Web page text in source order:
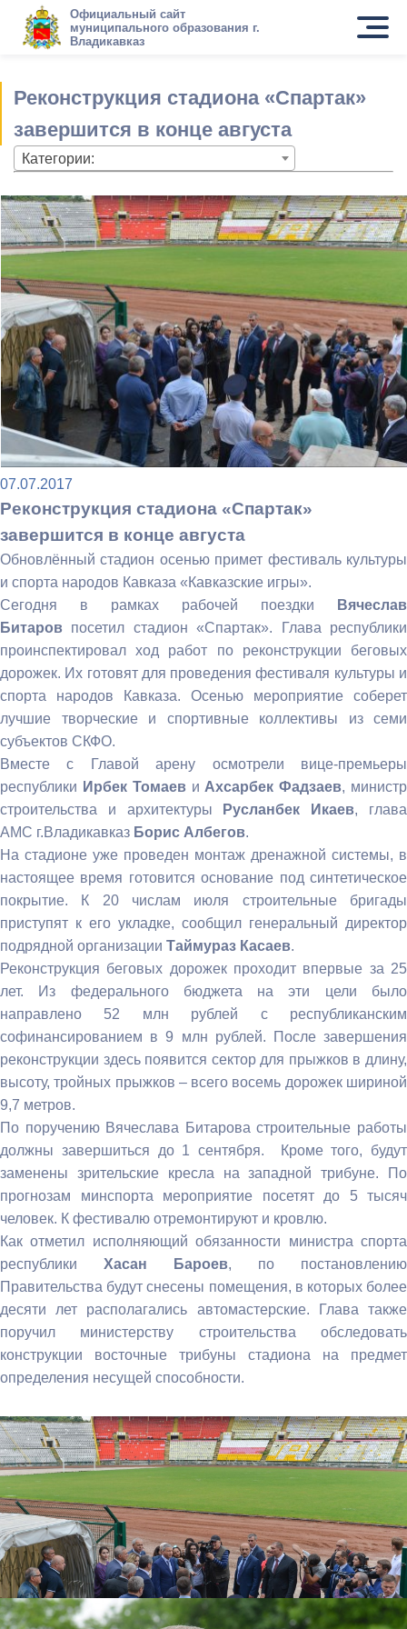
Официальный сайт
муниципального образования г.
Владикавказ
Реконструкция стадиона «Спартак»
завершится в конце августа
Категории:
07.07.2017
Реконструкция стадиона «Спартак»
завершится в конце августа
Обновлённый стадион осенью примет фестиваль культуры
и спорта народов Кавказа «Кавказские игры».
Сегодня в рамках рабочей поездки
Вячеслав
Битаров посетил стадион «Спартак». Глава республики
проинспектировал ход работ по реконструкции беговых
дорожек. Их готовят для проведения фестиваля культуры и
спорта народов Кавказа. Осенью мероприятие соберет
лучшие творческие и спортивные коллективы из семи
субъектов СКФО.
Вместе с Главой арену осмотрели вице-премьеры
республики Ирбек Томаеви Ахсарбек Фадзаев, министр
строительства и архитектуры
Русланбек Икаев, глава
АМС г.Владикавказ Борис Албегов.
На стадионе уже проведен монтаж дренажной системы, в
настоящее время готовится основание под синтетическое
покрытие. К 20 числам июля строительные бригады
приступят к его укладке, сообщил генеральный директор
подрядной организации Таймураз Касаев.
Реконструкция беговых дорожек проходит впервые за 25
лет. Из федерального бюджета на эти цели было
направлено 52 млн рублей с республиканским
софинансированием в 9 млн рублей. После завершения
реконструкции здесь появится сектор для прыжков в длину,
высоту, тройных прыжков – всего восемь дорожек шириной
9,7 метров.
По поручению Вячеслава Битарова строительные работы
должны завершиться до 1 сентября. Кроме того, будут
заменены зрительские кресла на западной трибуне. По
прогнозам минспорта мероприятие посетят до 5 тысяч
человек. К фестивалю отремонтируют и кровлю.
Как отметил исполняющий обязанности министра спорта
республики Хасан Бароев, по постановлению
Правительства будут снесены помещения, в которых более
десяти лет располагались автомастерские. Глава также
поручил министерству строительства обследовать
конструкции восточные трибуны стадиона на предмет
определения несущей способности.